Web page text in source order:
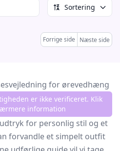
Sortering
Forrige side Næste side
for ørevedhæng
er ikke verificeret. Klik
information
for personlig stil og et
forvandle et simpelt outfit